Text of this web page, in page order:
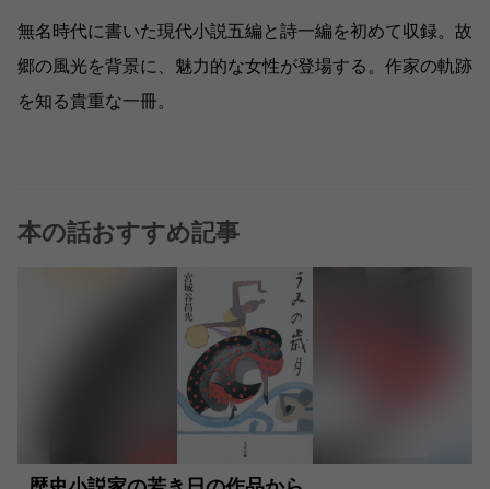
無名時代に書いた現代小説五編と詩一編を初めて収録。故
郷の風光を背景に、魅力的な女性が登場する。作家の軌跡
を知る貴重な一冊。
本の話おすすめ記事